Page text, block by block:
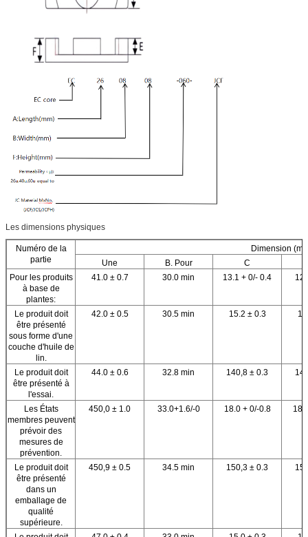
Les dimensions physiques
Numéro de la
partie
Dimension
Une
B. Pour
C
Pour les produits
à base de
plantes:
41.0 ± 0.7 30.0 min 13.1 + 0/- 0.4
Le produit doit
être présenté
sous forme d'une
couche d'huile de
lin.
42.0 ± 0.5 30.5 min 15.2 ± 0.3
Le produit doit
être présenté à
l'essai.
44.0 ± 0.6 32.8 min 140,8 ± 0.3
Les États
membres peuvent
prévoir des
mesures de
prévention.
450,0 ± 1.0 33.0+1.6/-0 18.0 + 0/-0.8
Le produit doit
être présenté
dans un
emballage de
qualité
supérieure.
450,9 ± 0.5 34.5 min 150,3 ± 0.3